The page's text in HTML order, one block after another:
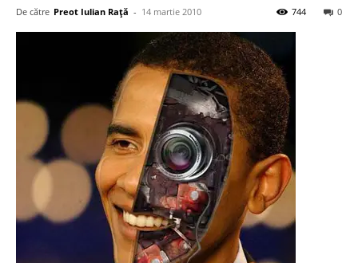
De către Preot Iulian Raţă - 14 martie 2010 0
744